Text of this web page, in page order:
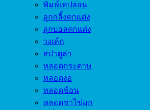
พิมพ์เทปล่อน
ลูกกลิ้งตกแต่ง
ลูกบอลตกแต่ง
วงเค้ก
สปาตูล่า
หลอดกระดาษ
หลอดงอ
หลอดช้อน
หลอดชาไข่มุก